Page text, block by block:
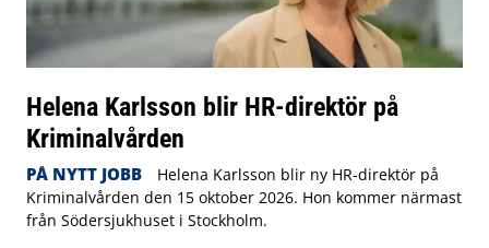
Helena Karlsson blir HR-direktör på
Kriminalvården
PÅ NYTT JOBB
Helena Karlsson blir ny HR-direktör på
Kriminalvården den 15 oktober 2026. Hon kommer närmast
från Södersjukhuset i Stockholm.